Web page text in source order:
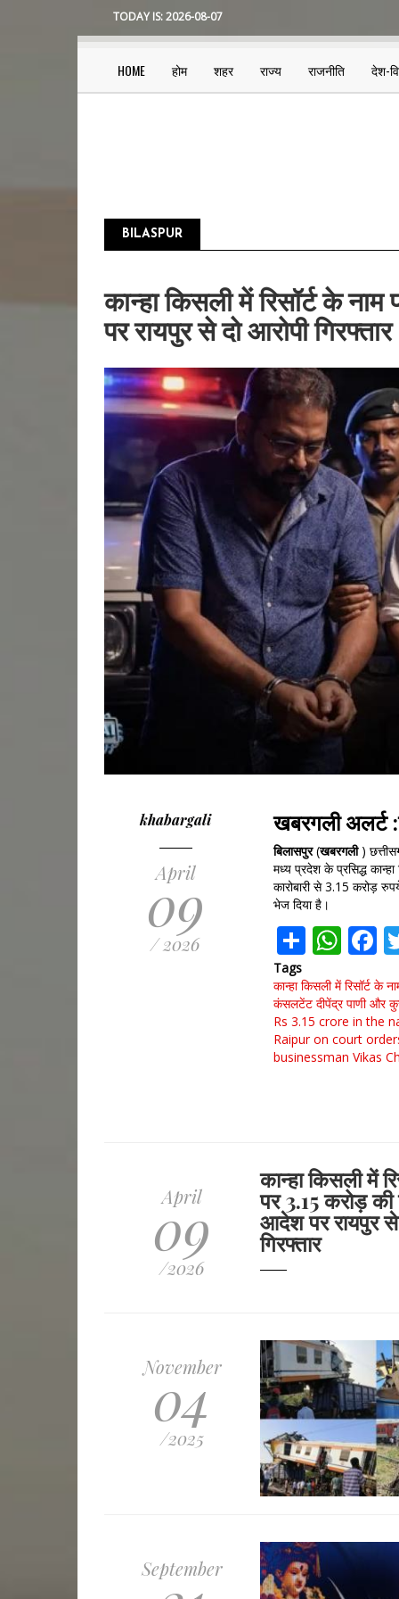
TODAY IS:2026-08-07
Main
HOME होम शहर राज्य राजनीति देश-
BILASPUR
कान्हा किसली में रिसॉर्ट के
पर रायपुर से दो आरोपी गिरफ्तार
khabargali
April
09
/ 2026
खबरगली अलर्ट
बिलासपुर(खबरगली)
मध्य प्रदेश के प्रसिद्ध
कारोबारी से 3.15 करोड़
भेज दिया है।
Share
Tags
कान्हा किसली में रिसॉर्ट के
कंसलटेंट दीपेंद्र पाणी और
Rs 3.15 crore in the
Raipur on court
businessman Vikas
April
09
/2026
कान्हा किसली में
पर 3.15 करोड़ की
आदेश पर रायपुर से
गिरफ्तार
November
04
/2025
September
Pagination